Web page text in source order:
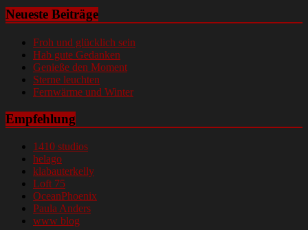
Neueste Beiträge
Froh und glücklich sein
Hab gute Gedanken
Genieße den Moment
Sterne leuchten
Fernwärme und Winter
Empfehlung
1410 studios
helago
klabauterkelly
Loft 75
OceanPhoenix
Paula Anders
www blog